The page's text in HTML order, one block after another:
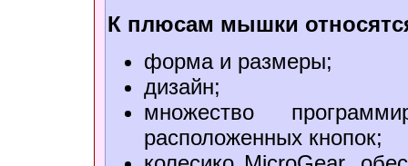
К плюсам мышки
форма и размеры;
дизайн;
множество
расположенных кнопок;